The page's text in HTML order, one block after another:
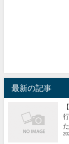
最新の記事